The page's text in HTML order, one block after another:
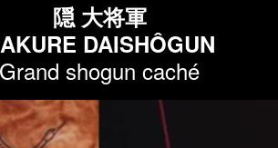
隠 大将軍
DAISHÔGUN
Grand shogun caché